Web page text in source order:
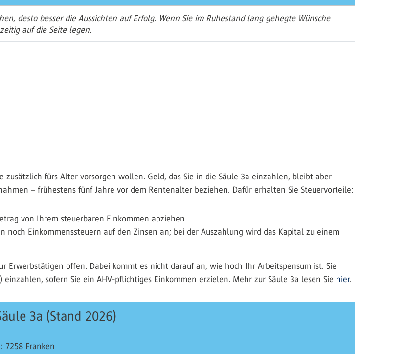
desto besser die Aussichten auf Erfolg. Wenn Sie im Ruhestand lang gehegte Wünsche
auf die Seite legen.
zusätzlich fürs Alter vorsorgen wollen. Geld, das Sie in die Säule 3a einzahlen, bleibt aber
– frühestens fünf Jahre vor dem Rentenalter beziehen. Dafür erhalten Sie Steuervorteile:
von Ihrem steuerbaren Einkommen abziehen.
noch Einkommenssteuern auf den Zinsen an; bei der Auszahlung wird das Kapital zu einem
Erwerbstätigen offen. Dabei kommt es nicht darauf an, wie hoch Ihr Arbeitspensum ist. Sie
sofern Sie ein AHV-pflichtiges Einkommen erzielen. Mehr zur Säule 3a lesen Sie hier.
3a (Stand 2026)
7258 Franken